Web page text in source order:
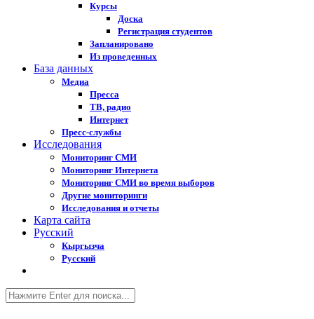
Курсы
Доска
Регистрация студентов
Запланировано
Из проведенных
База данных
Медиа
Пресса
ТВ, радио
Интернет
Пресс-службы
Исследования
Мониторинг СМИ
Мониторинг Интернета
Мониторинг СМИ во время выборов
Другие мониторинги
Исследования и отчеты
Карта сайта
Русский
Кыргызча
Русский